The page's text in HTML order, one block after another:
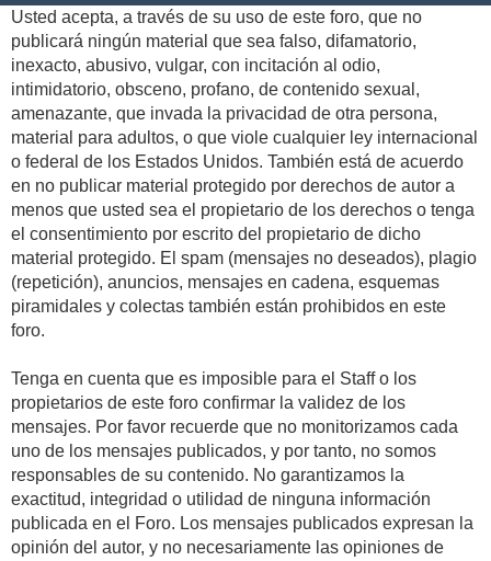
Usted acepta, a través de su uso de este foro, que no
publicará ningún material que sea falso, difamatorio,
inexacto, abusivo, vulgar, con incitación al odio,
intimidatorio, obsceno, profano, de contenido sexual,
amenazante, que invada la privacidad de otra persona,
material para adultos, o que viole cualquier ley internacional
o federal de los Estados Unidos. También está de acuerdo
en no publicar material protegido por derechos de autor a
menos que usted sea el propietario de los derechos o tenga
el consentimiento por escrito del propietario de dicho
material protegido. El spam (mensajes no deseados), plagio
(repetición), anuncios, mensajes en cadena, esquemas
piramidales y colectas también están prohibidos en este
foro.
Tenga en cuenta que es imposible para el Staff o los
propietarios de este foro confirmar la validez de los
mensajes. Por favor recuerde que no monitorizamos cada
uno de los mensajes publicados, y por tanto, no somos
responsables de su contenido. No garantizamos la
exactitud, integridad o utilidad de ninguna información
publicada en el Foro. Los mensajes publicados expresan la
opinión del autor, y no necesariamente las opiniones de